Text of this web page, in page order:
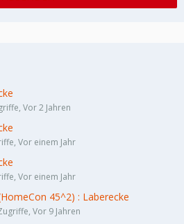
Vor 2 Jahren
Vor einem Jahr
Vor einem Jahr
45^2) : Laberecke
Vor 9 Jahren